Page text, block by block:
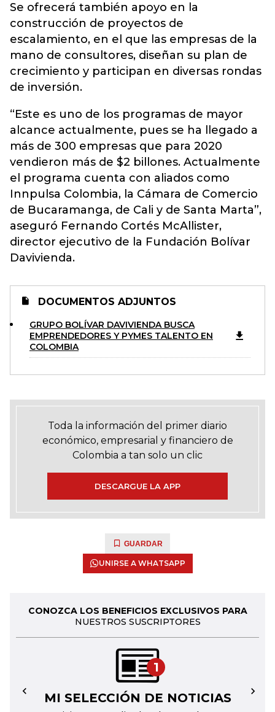
Se ofrecerá también apoyo en la
construcción de proyectos de
escalamiento, en el que las empresas de la
mano de consultores, diseñan su plan de
crecimiento y participan en diversas rondas
de inversión.
“Este es uno de los programas de mayor
alcance actualmente, pues se ha llegado a
más de 300 empresas que para 2020
vendieron más de $2 billones. Actualmente
el programa cuenta con aliados como
Innpulsa Colombia, la Cámara de Comercio
de Bucaramanga, de Cali y de Santa Marta”,
aseguró Fernando Cortés McAllister,
director ejecutivo de la Fundación Bolívar
Davivienda.
DOCUMENTOS ADJUNTOS
GRUPO BOLÍVAR DAVIVIENDA BUSCA
EMPRENDEDORES Y PYMES TALENTO EN
COLOMBIA
Toda la información del primer diario
económico, empresarial y financiero de
Colombia a tan solo un clic
DESCARGUE LA APP
GUARDAR
UNIRSE A WHATSAPP
CONOZCA LOS BENEFICIOS EXCLUSIVOS PARA
NUESTROS SUSCRIPTORES
1
MI SELECCIÓN DE NOTICIAS
← →